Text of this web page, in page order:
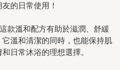
的日常使用！
款溫和配方有助於滋潤、舒緩
溫和清潔的同時，也能保持肌
日常沐浴的理想選擇。